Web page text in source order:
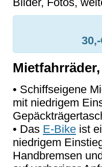
• Schiffseigene
mit niedrigem
• Das E-Bike ist
niedrigem
Handbremsen